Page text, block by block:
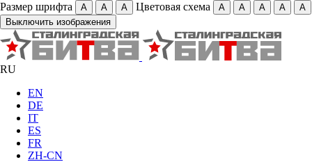
Размер шрифта А А А Цветовая схема А А А А
А
Выключить изображения
RU
EN
DE
IT
ES
FR
ZH-CN